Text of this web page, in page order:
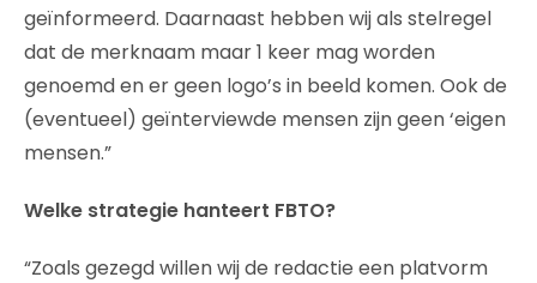
geïnformeerd. Daarnaast hebben wij als stelregel
dat de merknaam maar 1 keer mag worden
genoemd en er geen logo’s in beeld komen. Ook de
(eventueel) geïnterviewde mensen zijn geen ‘eigen
mensen.”
Welke strategie hanteert FBTO?
“Zoals gezegd willen wij de redactie een platvorm